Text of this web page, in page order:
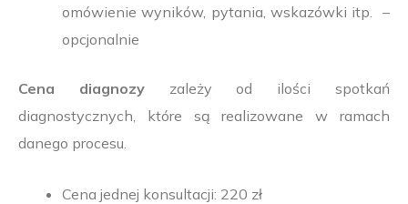
omówienie wyników, pytania, wskazówki itp. –
opcjonalnie
Cena diagnozyzależy od ilości spotkań
diagnostycznych, które są realizowane w ramach
danego procesu.
Cena jednej konsultacji: 220 zł